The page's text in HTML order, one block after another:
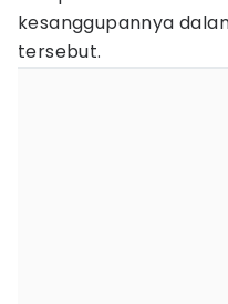
kesanggupannya
tersebut.